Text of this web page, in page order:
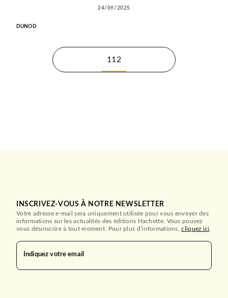
24/09/2025
DUNOD
112
INSCRIVEZ-VOUS À NOTRE NEWSLETTER
Votre adresse e-mail sera uniquement utilisée pour vous envoyer des
informations sur les actualités des éditions Hachette. Vous pouvez
vous désinscrire à tout moment. Pour plus d’informations,cliquez ici
Indiquez votre email